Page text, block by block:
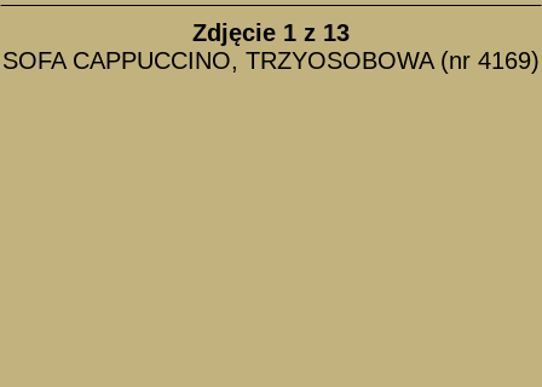
Zdjęcie 1 z 13
SOFA CAPPUCCINO, TRZYOSOBOWA (nr 4169)